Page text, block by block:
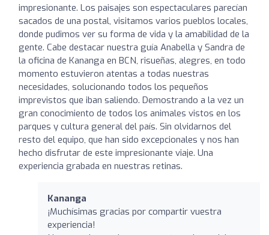
impresionante. Los paisajes son espectaculares parecían
sacados de una postal, visitamos varios pueblos locales,
donde pudimos ver su forma de vida y la amabilidad de la
gente. Cabe destacar nuestra guía Anabella y Sandra de
la oficina de Kananga en BCN, risueñas, alegres, en todo
momento estuvieron atentas a todas nuestras
necesidades, solucionando todos los pequeños
imprevistos que iban saliendo. Demostrando a la vez un
gran conocimiento de todos los animales vistos en los
parques y cultura general del país. Sin olvidarnos del
resto del equipo, que han sido excepcionales y nos han
hecho disfrutar de este impresionante viaje. Una
experiencia grabada en nuestras retinas.
Kananga
¡Muchísimas gracias por compartir vuestra
experiencia!